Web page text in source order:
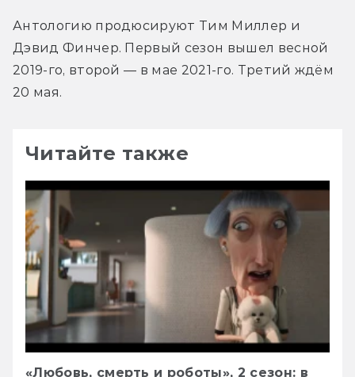
Антологию продюсируют Тим Миллер и
Дэвид Финчер. Первый сезон вышел весной
2019-го, второй — в мае 2021-го. Третий ждём
20 мая.
Читайте также
«Любовь, смерть и роботы», 2 сезон: в